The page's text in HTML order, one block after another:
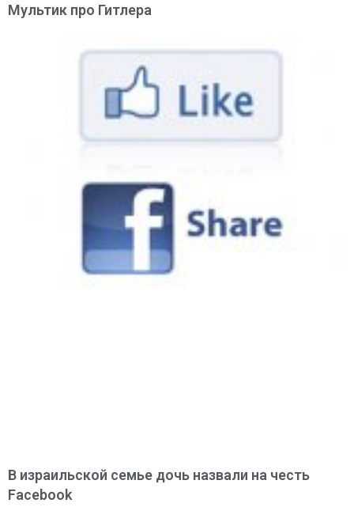
Мультик про Гитлера
В израильской семье дочь назвали на честь
Facebook